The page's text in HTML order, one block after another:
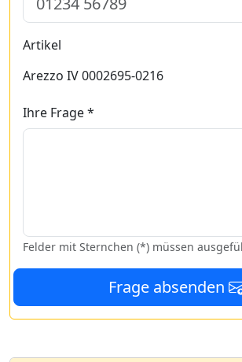
Artikel
Arezzo IV 0002695-0216
Ihre Frage *
Felder mit Sternchen (*) müssen
Frage absenden